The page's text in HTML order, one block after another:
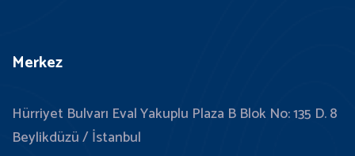
Merkez
Hürriyet Bulvarı Eval Yakuplu Plaza B Blok No: 135 D. 8
Beylikdüzü / İstanbul